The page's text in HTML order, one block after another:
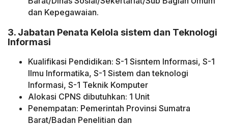
dan Kepegawaian.
3. Jabatan Penata Kelola sistem dan Teknologi
Informasi
Kualifikasi Pendidikan: S-1 Sisntem Informasi, S-1
Ilmu Informatika, S-1 Sistem dan teknologi
Informasi, S-1 Teknik Komputer
Alokasi CPNS dibutuhkan: 1 Unit
Penempatan: Pemerintah Provinsi Sumatra
Barat/Badan Penelitian dan